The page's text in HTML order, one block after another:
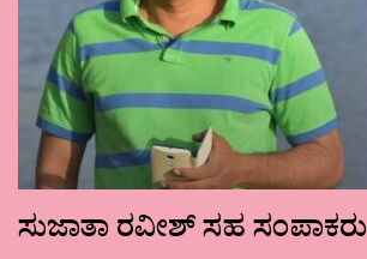
ಸುಜಾತಾ ರವೀಶ್ ಸಹ ಸಂಪಾಕರು